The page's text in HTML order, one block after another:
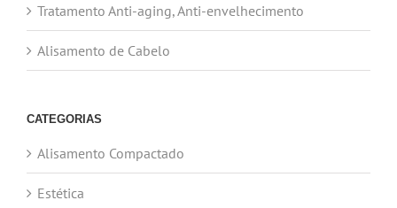
Tratamento Anti-aging, Anti-envelhecimento
Alisamento de Cabelo
CATEGORIAS
Alisamento Compactado
Estética